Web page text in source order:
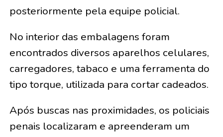
posteriormente pela equipe policial.
No interior das embalagens foram
encontrados diversos aparelhos celulares,
carregadores, tabaco e uma ferramenta do
tipo torque, utilizada para cortar cadeados.
Após buscas nas proximidades, os policiais
penais localizaram e apreenderam um